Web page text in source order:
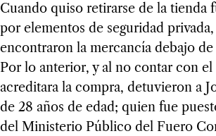
Cuando quiso retirarse de la tienda
por elementos de seguridad
encontraron la mercancía debajo de
Por lo anterior, y al no contar con
acreditara la compra, detuvieron a
de 28 años de edad; quien fue
del Ministerio Público del Fuero